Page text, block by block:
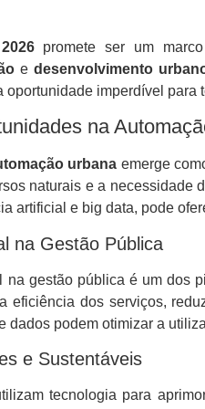
promete ser um
e desenvolvimento
oportunidade imperdível
na
urbana emerge
naturais e a necessidade
artificial e big data, pode
na Gestão Pública
na gestão pública é um dos
eficiência dos serviços,
dados podem otimizar a
e Sustentáveis
tecnologia para